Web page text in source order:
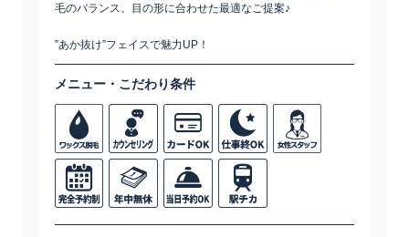
毛のバランス、目の形に合わせた最適なご提案♪
”あか抜け”フェイスで魅力UP！
メニュー・こだわり条件